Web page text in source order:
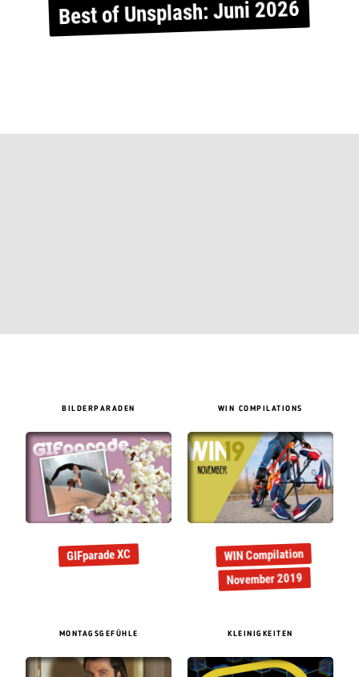
Best of Unsplash: Juni 2026
BILDERPARADEN
GIFparade XC
WIN COMPILATIONS
WIN Compilation
November 2019
MONTAGSGEFÜHLE KLEINIGKEITEN